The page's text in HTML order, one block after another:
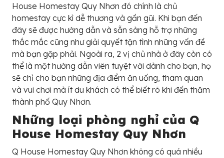
House Homestay Quy Nhơn đó chính là chủ
homestay cực kì dễ thương và gần gũi. Khi bạn đến
đây sẽ được hướng dẫn và sẵn sàng hỗ trợ những
thắc mắc cũng như giải quyết tận tình những vấn đề
mà bạn gặp phải. Ngoài ra, 2 vị chủ nhà ở đây còn có
thể là một hướng dẫn viên tuyệt vời dành cho bạn, họ
sẽ chỉ cho bạn những địa điểm ăn uống, tham quan
và vui chơi mà ít du khách có thể biết rõ khi đến thăm
thành phố Quy Nhơn.
Những loại phòng nghỉ của Q
House Homestay Quy Nhơn
Q House Homestay Quy Nhơn không có quá nhiều